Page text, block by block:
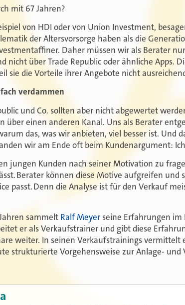
mit 67 Jahren?
von HDI oder von Union Investment,
der Altersvorsorge haben als die
Daher müssen wir als Berater
nicht über Trade Republic oder ähnliche Apps.
sie die Vorteile ihrer Angebote nicht
verdammen
und Co. sollten aber nicht abgewertet
über einen anderen Kanal. Uns als Berater
das, was wir anbieten, viel besser ist. Und
wir am Ende oft beim Kundenargument:
jungen Kunden nach seiner Motivation zu
Berater können diese Motive aufgreifen und
passt. Denn die Analyse ist für den Verkauf
sammelt Ralf Meyer seine Erfahrungen im
er als Verkaufstrainer und gibt diese
weiter. In seinen Verkaufstrainings vermittelt
strukturierte Vorgehensweise zur Anlage- und